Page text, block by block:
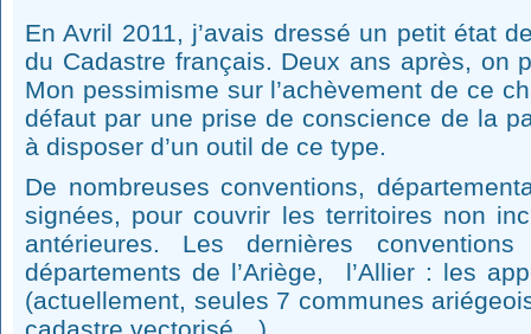
En Avril 2011, j’avais dressé un petit état
du Cadastre français. Deux ans après, on
Mon pessimisme sur l’achèvement de ce
défaut par une prise de conscience de la
à disposer d’un outil de ce type.
De nombreuses conventions,
signées, pour couvrir les territoires non
antérieures. Les dernières
départements de l’Ariège, l’Allier : les
(actuellement, seules 7 communes